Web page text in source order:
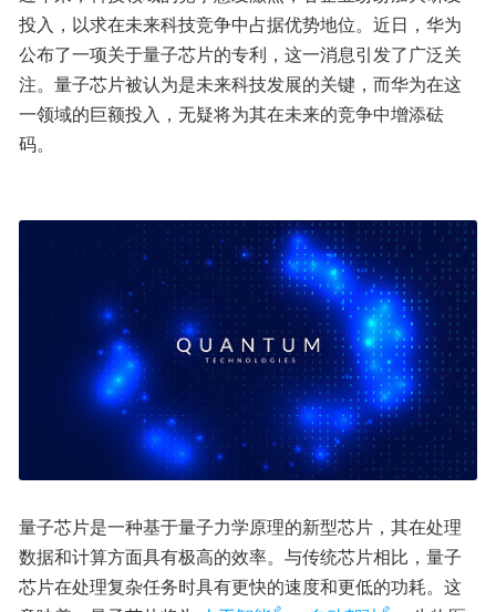
投入，以求在未来科技竞争中占据优势地位。近日，华为
公布了一项关于量子芯片的专利，这一消息引发了广泛关
注。量子芯片被认为是未来科技发展的关键，而华为在这
一领域的巨额投入，无疑将为其在未来的竞争中增添砝
码。
量子芯片是一种基于量子力学原理的新型芯片，其在处理
数据和计算方面具有极高的效率。与传统芯片相比，量子
芯片在处理复杂任务时具有更快的速度和更低的功耗。这